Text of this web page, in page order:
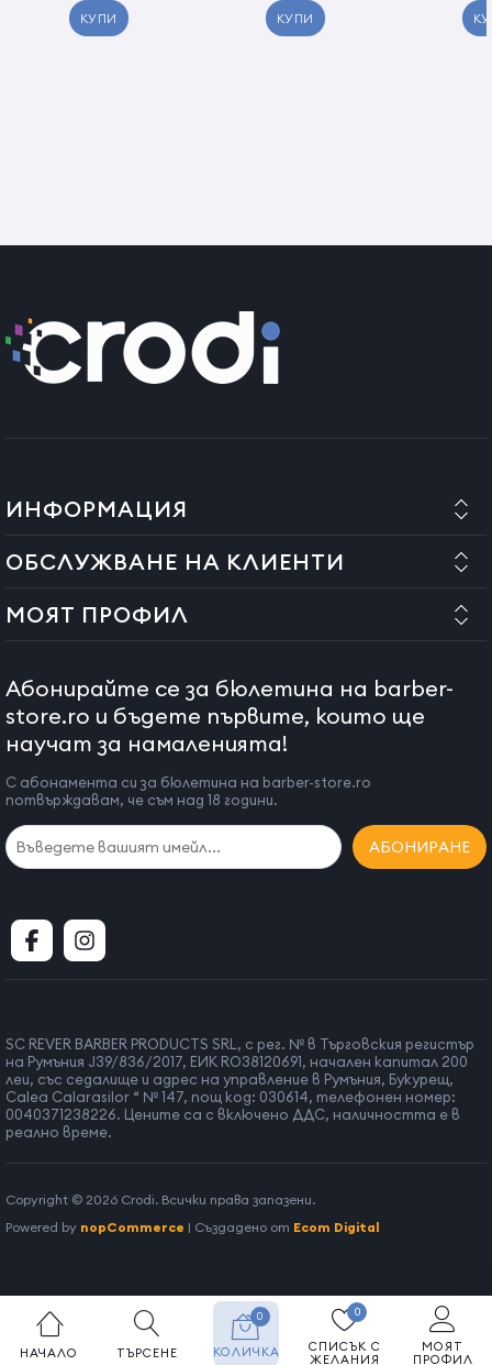
НАЧАЛО ТЪРСЕНЕ
МОЯТ
ПРОФИЛ
СПИСЪК С
ЖЕЛАНИЯ
0
КОЛИЧКА
0
КУПИ КУПИ
ИНФОРМАЦИЯ
ОБСЛУЖВАНЕ НА КЛИЕНТИ
МОЯТ ПРОФИЛ
Абонирайте се за бюлетина на barber-
store.ro и бъдете първите, които ще
научат за намаленията!
С абонамента си за бюлетина на barber-store.ro
потвърждавам, че съм над 18 години.
АБОНИРАНЕ
SC REVER BARBER PRODUCTS SRL, с рег. № в Търговския регистър
на Румъния J39/836/2017, ЕИК RO38120691, начален капитал 200
леи, със седалище и адрес на управление в Румъния, Букурещ,
Calea Calarasilor “ № 147, пощ код: 030614, телефонен номер:
0040371238226. Цените са с включено ДДС, наличността е в
реално време.
Copyright © 2026 Crodi. Всички права запазени.
Powered by nopCommerce | Създадено от Ecom Digital